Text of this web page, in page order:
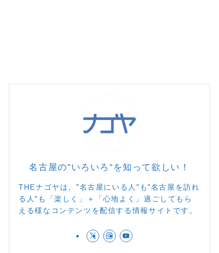
名古屋の”いろいろ”を知って欲しい！
THEナゴヤは、”名古屋にいる人”も”名古屋を訪れ
る人”も「楽しく」＋「心地よく」過ごしてもら
える様なコンテンツを配信する情報サイトです。